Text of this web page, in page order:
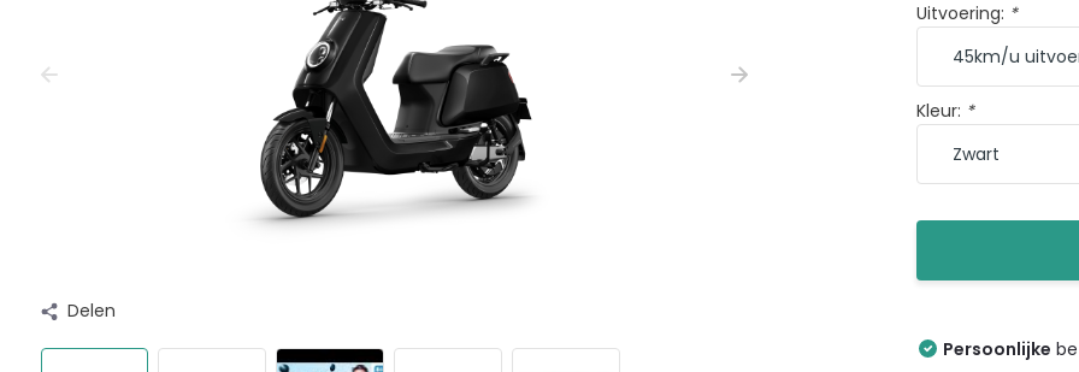
Delen
Uitvoering: *
Kleur: *
Persoonlijke